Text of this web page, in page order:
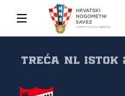
Treća NL Istok